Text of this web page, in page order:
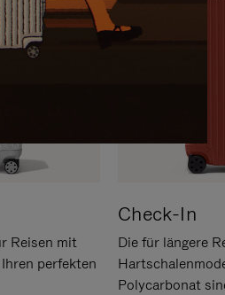
Reisen mit
perfekten
Check-In
Die für längere
Polycarbonat